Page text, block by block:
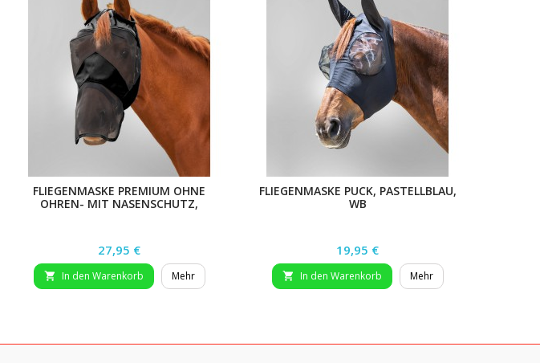
FLIEGENMASKE PREMIUM OHNE
OHREN- MIT NASENSCHUTZ,
Preis
27,95 €
 In den Warenkorb Mehr
FLIEGENMASKE PUCK, PASTELLBLAU,
WB
Preis
19,95 €
 In den Warenkorb Mehr